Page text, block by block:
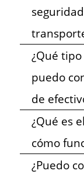
¿Qué
puedo
de
¿Qué es
cómo
¿Puedo